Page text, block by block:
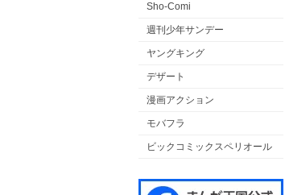
Sho-Comi
週刊少年サンデー
ヤングキング
デザート
漫画アクション
モバフラ
ビックコミックスペリオール